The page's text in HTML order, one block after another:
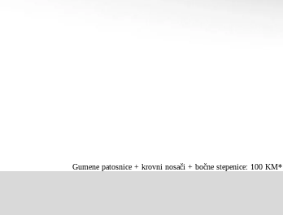
Gumene patosnice + krovni nosači + bočne stepenice: 100 KM*